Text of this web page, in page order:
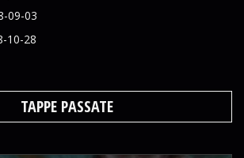
09-03
10-28
TAPPE PASSATE